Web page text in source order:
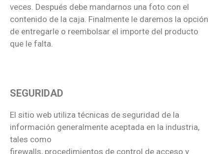
veces. Después debe mandarnos una foto con el
contenido de la caja. Finalmente le daremos la opción
de entregarle o reembolsar el importe del producto
que le falta.
SEGURIDAD
El sitio web utiliza técnicas de seguridad de la
información generalmente aceptada en la industria,
tales como
firewalls, procedimientos de control de acceso y